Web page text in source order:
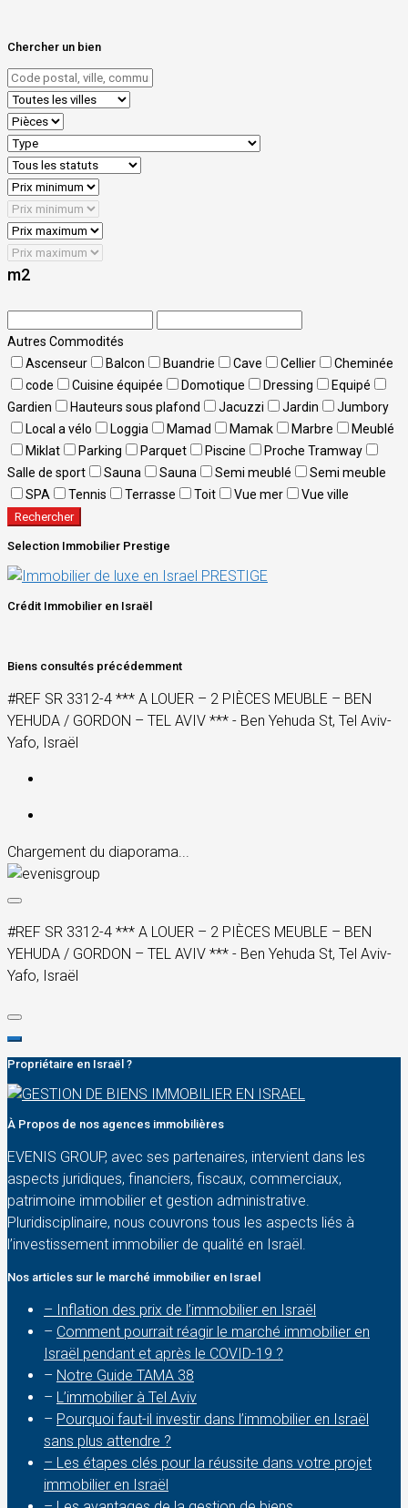
Chercher un bien
m2
Autres Commodités
Ascenseur
Balcon Buandrie Cave Cellier
Cheminée
code
Cuisine équipée Domotique Dressing
Equipé
Gardien
Hauteurs sous plafond Jacuzzi Jardin
Jumbory
Local a vélo
Loggia Mamad Mamak Marbre
Meublé
Miklat
Parking Parquet Piscine
Proche Tramway
Salle de sport
Sauna Sauna Semi meublé
Semi meuble
SPA
Tennis Terrasse Toit Vue mer Vue ville
Rechercher
Selection Immobilier Prestige
Crédit Immobilier en Israël
Biens consultés précédemment
#REF SR 3312-4 *** A LOUER – 2 PIÈCES MEUBLE – BEN
YEHUDA / GORDON – TEL AVIV *** - Ben Yehuda St, Tel Aviv-
Yafo, Israël
Chargement du diaporama...
#REF SR 3312-4 *** A LOUER – 2 PIÈCES MEUBLE – BEN
YEHUDA / GORDON – TEL AVIV *** - Ben Yehuda St, Tel Aviv-
Yafo, Israël
Propriétaire en Israël ?
À Propos de nos agences immobilières
EVENIS GROUP, avec ses partenaires, intervient dans les
aspects juridiques, financiers, fiscaux, commerciaux,
patrimoine immobilier et gestion administrative.
Pluridisciplinaire, nous couvrons tous les aspects liés à
l’investissement immobilier de qualité en Israël.
Nos articles sur le marché immobilier en Israel
– Inflation des prix de l’immobilier en Israël
– Comment pourrait réagir le marché immobilier en
Israël pendant et après le COVID-19 ?
– Notre Guide TAMA 38
– L’immobilier à Tel Aviv
– Pourquoi faut-il investir dans l’immobilier en Israël
sans plus attendre ?
– Les étapes clés pour la réussite dans votre projet
immobilier en Israël